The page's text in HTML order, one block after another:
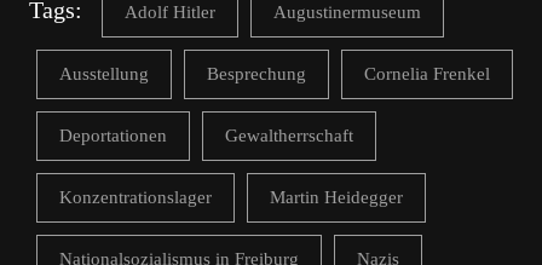
Tags: Adolf Hitler Augustinermuseum
Ausstellung Besprechung Cornelia Frenkel
Deportationen Gewaltherrschaft
Konzentrationslager Martin Heidegger
Nationalsozialismus in Freiburg Nazis